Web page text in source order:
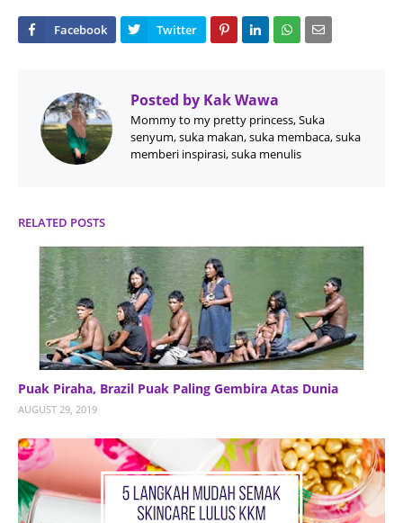
Posted by Kak Wawa
Mommy to my pretty princess, Suka
senyum, suka makan, suka membaca, suka
memberi inspirasi, suka menulis
RELATED POSTS
Puak Piraha, Brazil Puak Paling Gembira Atas Dunia
AUGUST 29, 2019